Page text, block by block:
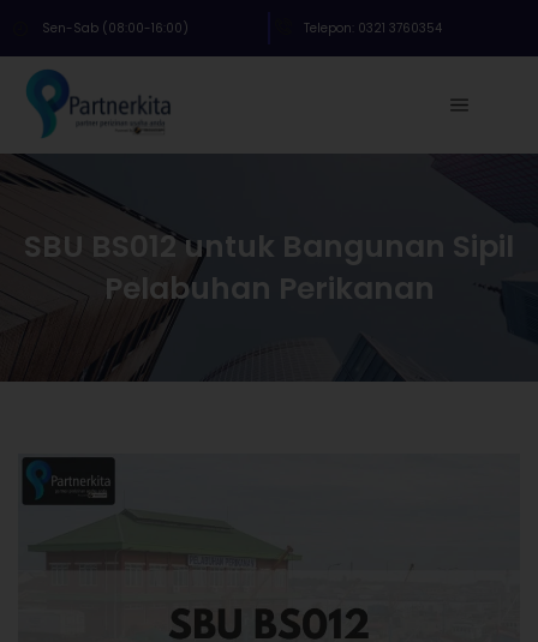
Sen-Sab (08:00-16:00) Telepon: 0321 3760354
SBU BS012 untuk Bangunan Sipil
Pelabuhan Perikanan